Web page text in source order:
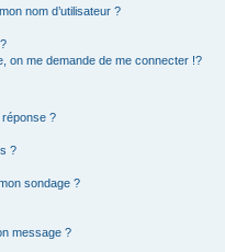
nom d’utilisateur ?
on me demande de me connecter !?
?
?
sondage ?
message ?